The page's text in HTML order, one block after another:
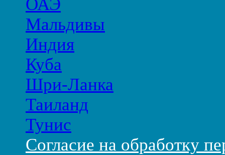
ОАЭ
Мальдивы
Индия
Куба
Шри-Ланка
Таиланд
Тунис
Согласие на обработку